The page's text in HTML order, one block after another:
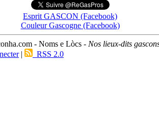
Esprit GASCON (Facebook)
Couleur Gascogne (Facebook)
- Noms e Lòcs - Nos lieux-dits
| RSS 2.0